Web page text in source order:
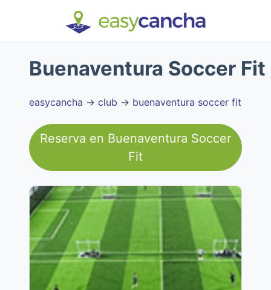
Buenaventura Soccer Fit
easycancha → club → buenaventura soccer fit
Reserva en Buenaventura Soccer
Fit